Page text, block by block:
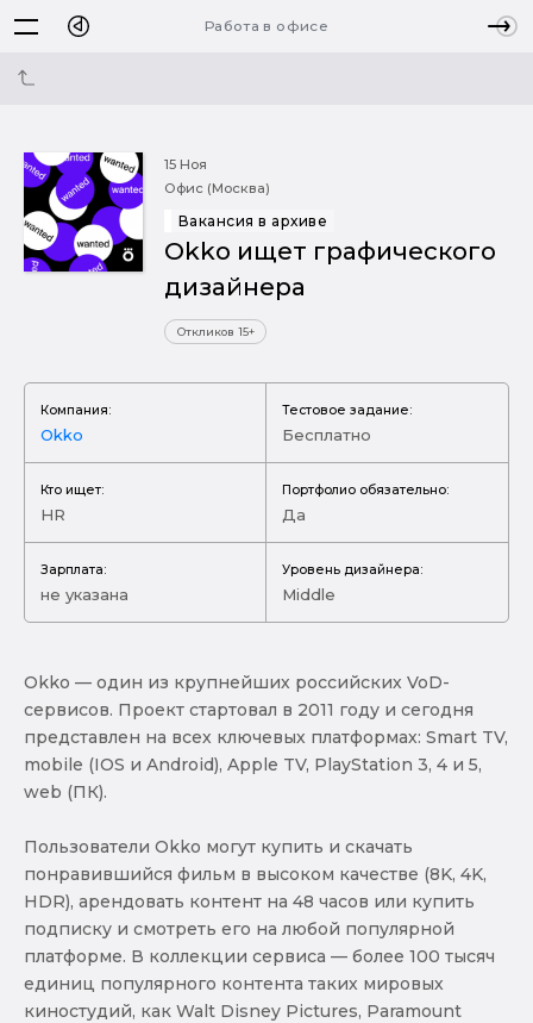
Работа в офисе
15 Ноя
Офис (Москва)
Вакансия в архиве
Okko ищет графического
дизайнера
Откликов 15+
Компания:
Okkо
Тестовое задание:
Бесплатно
Кто ищет:
HR
Портфолио обязательно:
Да
Зарплата:
не указана
Уровень дизайнера:
Middle
Okko — один из крупнейших российских VoD-
сервисов. Проект стартовал в 2011 году и сегодня
представлен на всех ключевых платформах: Smart TV,
mobile (IOS и Android), Apple TV, PlayStation 3, 4 и 5,
web (ПК).
Пользователи Okko могут купить и скачать
понравившийся фильм в высоком качестве (8K, 4K,
HDR), арендовать контент на 48 часов или купить
подписку и смотреть его на любой популярной
платформе. В коллекции сервиса — более 100 тысяч
единиц популярного контента таких мировых
киностудий, как Walt Disney Pictures, Paramount